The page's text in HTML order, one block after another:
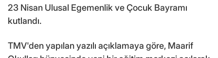
23 Nisan Ulusal Egemenlik ve Çocuk Bayramı
kutlandı.
TMV'den yapılan yazılı açıklamaya göre, Maarif